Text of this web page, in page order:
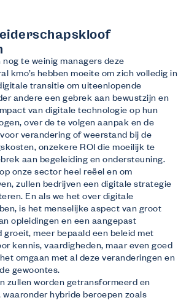
nog te weinig managers deze
kmo’s hebben moeite om zich volledig in
transitie om uiteenlopende
andere een gebrek aan bewustzijn en
van digitale technologie op hun
over de te volgen aanpak en de
verandering of weerstand bij de
onzekere ROI die moeilijk te
aan begeleiding en ondersteuning.
onze sector heel reëel en om
zullen bedrijven een digitale strategie
En als we het over digitale
is het menselijke aspect van groot
opleidingen en een aangepast
meer bepaald een beleid met
kennis, vaardigheden, maar even goed
omgaan met al deze veranderingen en
gewoontes.
zullen worden getransformeerd en
hybride beroepen zoals